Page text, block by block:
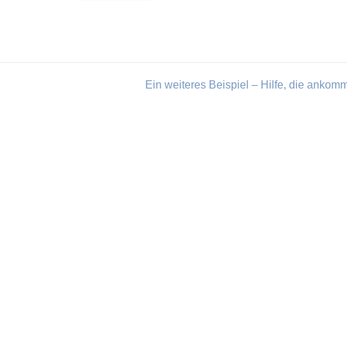
Ein weiteres Beispiel – Hilfe, die